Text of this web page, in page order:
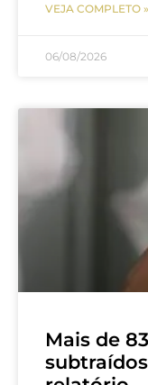
VEJA COMPLETO »
06/08/2026
Mais de